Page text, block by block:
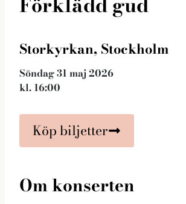
Storkyrkan, Stockholm
Söndag 31 maj 2026
kl. 16:00
Köp biljetter
Om konserten